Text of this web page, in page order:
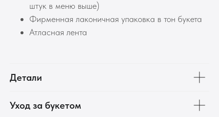
штук в меню выше)
Фирменная лаконичная упаковка в тон букета
Атласная лента
Детали
Уход за букетом